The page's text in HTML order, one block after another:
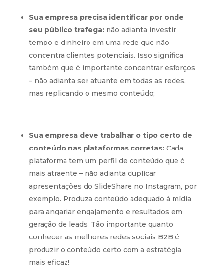
Sua empresa precisa identificar por onde
seu público trafega: não adianta investir
tempo e dinheiro em uma rede que não
concentra clientes potenciais. Isso significa
também que é importante concentrar esforços
– não adianta ser atuante em todas as redes,
mas replicando o mesmo conteúdo;
Sua empresa deve trabalhar o tipo certo de
conteúdo nas plataformas corretas: Cada
plataforma tem um perfil de conteúdo que é
mais atraente – não adianta duplicar
apresentações do SlideShare no Instagram, por
exemplo. Produza conteúdo adequado à mídia
para angariar engajamento e resultados em
geração de leads. Tão importante quanto
conhecer as melhores redes sociais B2B é
produzir o conteúdo certo com a estratégia
mais eficaz!